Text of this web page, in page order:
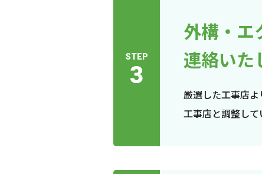
STEP
3
外構・エ
連絡いた
厳選した工事店
工事店と調整して